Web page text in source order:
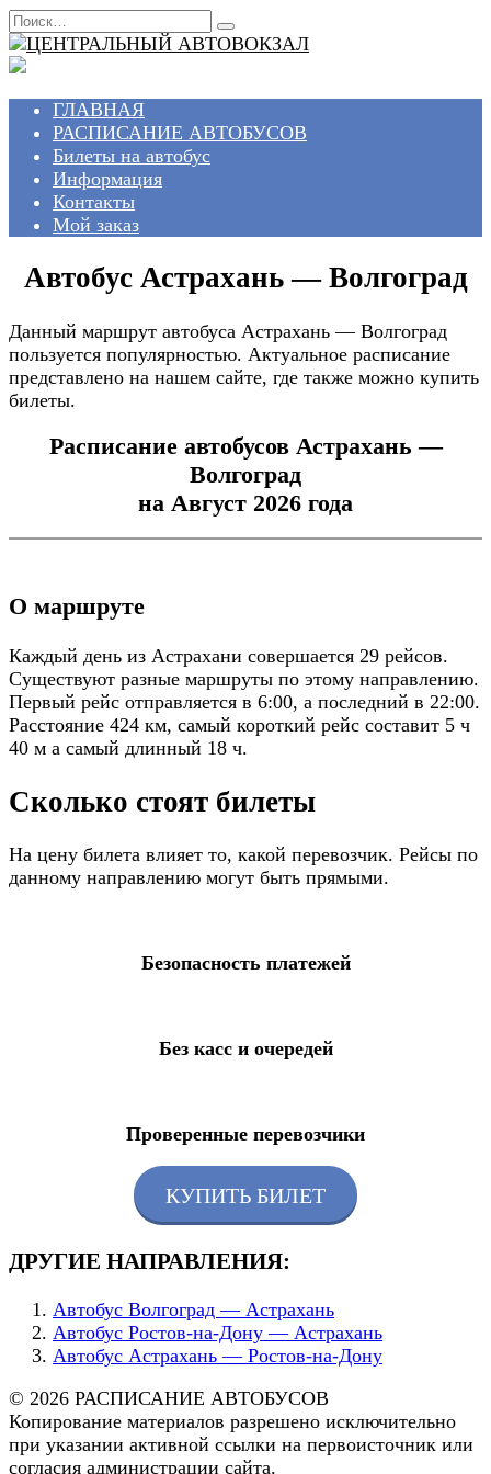
Перейти
к
содержанию
Search
for:
ГЛАВНАЯ
РАСПИСАНИЕ АВТОБУСОВ
Билеты на автобус
Информация
Контакты
Мой заказ
Автобус Астрахань — Волгоград
Данный маршрут автобуса Астрахань — Волгоград
пользуется популярностью. Актуальное расписание
представлено на нашем сайте, где также можно купить
билеты.
Расписание автобусов Астрахань —
Волгоград
на Август 2026 года
О маршруте
Каждый день из Астрахани совершается 29 рейсов.
Существуют разные маршруты по этому направлению.
Первый рейс отправляется в 6:00, а последний в 22:00.
Расстояние 424 км, самый короткий рейс составит 5 ч
40 м а самый длинный 18 ч.
Сколько стоят билеты
На цену билета влияет то, какой перевозчик. Рейсы по
данному направлению могут быть прямыми.
Безопасность платежей
Без касс и очередей
Проверенные перевозчики
КУПИТЬ БИЛЕТ
ДРУГИЕ НАПРАВЛЕНИЯ:
Автобус Волгоград — Астрахань
Автобус Ростов-на-Дону — Астрахань
Автобус Астрахань — Ростов-на-Дону
© 2026 РАСПИСАНИЕ АВТОБУСОВ
Копирование материалов разрешено исключительно
при указании активной ссылки на первоисточник или
согласия администрации сайта.